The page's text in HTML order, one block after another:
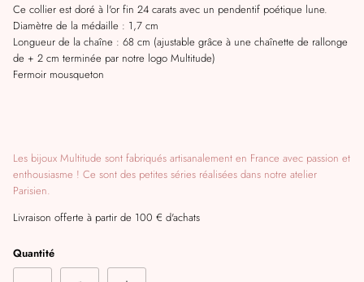
Ce collier est doré à l'or fin 24 carats avec un pendentif poétique lune.
Diamètre de la médaille : 1,7 cm
Longueur de la chaîne : 68 cm (ajustable grâce à une chaînette de rallonge
de + 2 cm terminée par notre logo Multitude)
Fermoir mousqueton
Les bijoux Multitude sont fabriqués artisanalement en France avec passion et
enthousiasme ! Ce sont des petites séries réalisées dans notre atelier
Parisien.
Livraison offerte à partir de 100 € d'achats
Quantité